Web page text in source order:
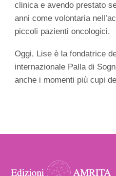
clinica e avendo prestato
anni come volontaria
piccoli pazienti oncologici.
Oggi, Lise è la fondatrice
internazionale Palla di
anche i momenti più cupi